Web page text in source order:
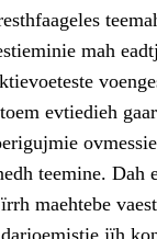
mah
evtiedieh
teemine.
maehtebe